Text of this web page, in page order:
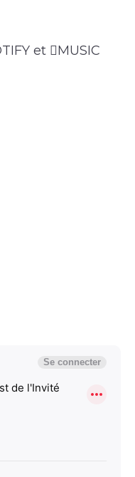
et MUSIC